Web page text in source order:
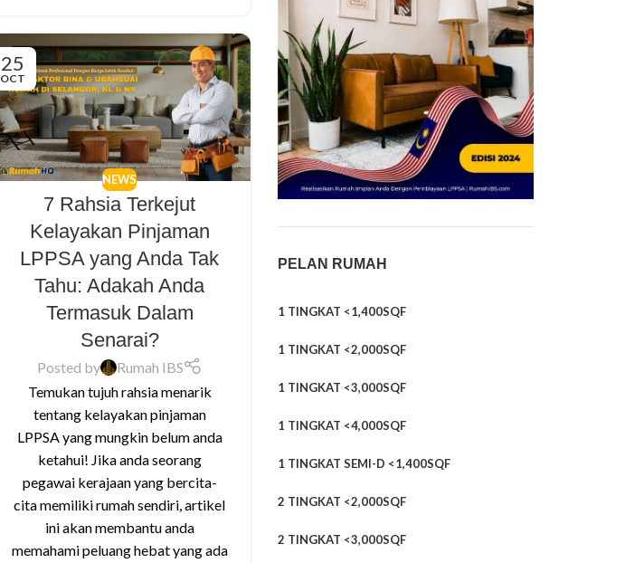
25
OCT
NEWS
7 Rahsia Terkejut
Kelayakan Pinjaman
LPPSA yang Anda Tak
Tahu: Adakah Anda
Termasuk Dalam
Senarai?
Posted by
Rumah IBS
Temukan tujuh rahsia menarik
tentang kelayakan pinjaman
LPPSA yang mungkin belum anda
ketahui! Jika anda seorang
pegawai kerajaan yang bercita-
cita memiliki rumah sendiri, artikel
ini akan membantu anda
memahami peluang hebat yang ada
PELAN RUMAH
1 TINGKAT <1,400SQF
1 TINGKAT <2,000SQF
1 TINGKAT <3,000SQF
1 TINGKAT <4,000SQF
1 TINGKAT SEMI-D <1,400SQF
2 TINGKAT <2,000SQF
2 TINGKAT <3,000SQF